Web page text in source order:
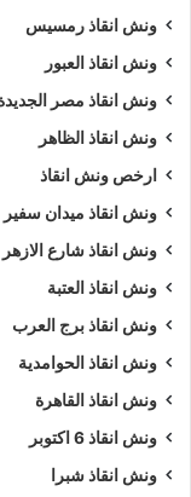
ونش انقاذ رمسيس
ونش انقاذ العبور
ونش انقاذ مصر
ونش انقاذ الظاهر
ارخص ونش انقاذ
ونش انقاذ ميدان سفير
ونش انقاذ شارع الازهر
ونش انقاذ العتبة
ونش انقاذ برج العرب
ونش انقاذ الحوامدية
ونش انقاذ القاهرة
ونش انقاذ 6 اكتوبر
ونش انقاذ شبرا